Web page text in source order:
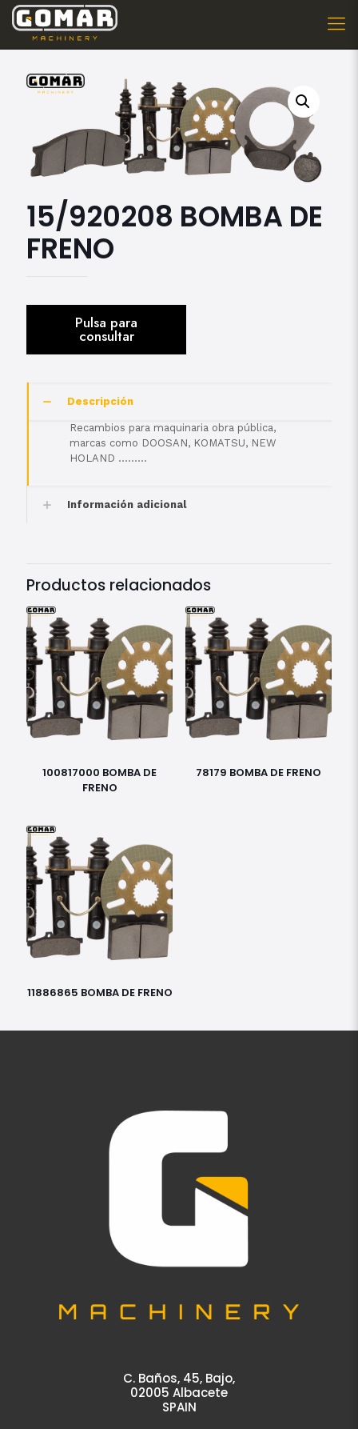
15/920208 BOMBA DE
FRENO
Descripción
Recambios para maquinaria obra pública,
marcas como DOOSAN, KOMATSU, NEW
HOLAND ………
Información adicional
Productos relacionados
100817000 BOMBA DE
FRENO
78179 BOMBA DE FRENO
11886865 BOMBA DE FRENO
C. Baños, 45, Bajo,
02005 Albacete
SPAIN